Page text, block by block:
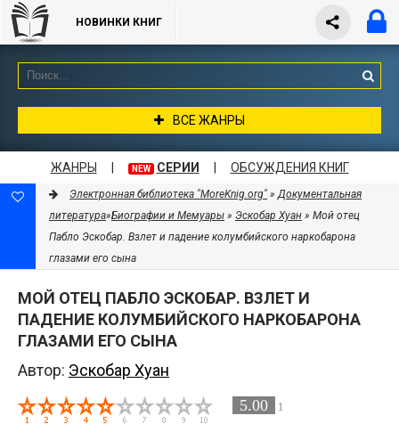
НОВИНКИ КНИГ
ВСЕ ЖАНРЫ
ЖАНРЫ NEW СЕРИИ ОБСУЖДЕНИЯ КНИГ
Электронная библиотека "MoreKnig.org" »Документальная
литература»Биографии и Мемуары » Эскобар Хуан » Мой отец
Пабло Эскобар. Взлет и падение колумбийского наркобарона
глазами его сына
МОЙ ОТЕЦ ПАБЛО ЭСКОБАР. ВЗЛЕТ И
ПАДЕНИЕ КОЛУМБИЙСКОГО НАРКОБАРОНА
ГЛАЗАМИ ЕГО СЫНА
Автор: Эскобар Хуан
5.00 1